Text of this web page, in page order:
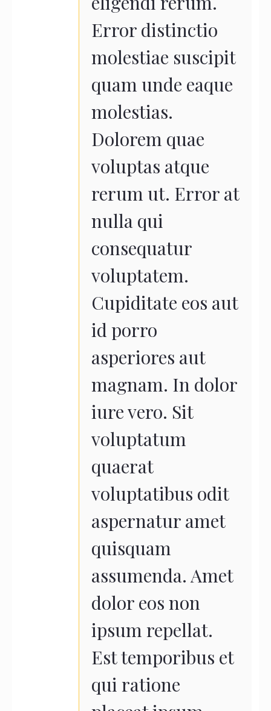
Error distinctio
molestiae suscipit
quam unde eaque
molestias.
Dolorem quae
voluptas atque
rerum ut. Error at
nulla qui
consequatur
voluptatem.
Cupiditate eos aut
id porro
asperiores aut
magnam. In dolor
iure vero. Sit
voluptatum
quaerat
voluptatibus odit
aspernatur amet
quisquam
assumenda. Amet
dolor eos non
ipsum repellat.
Est temporibus et
qui ratione